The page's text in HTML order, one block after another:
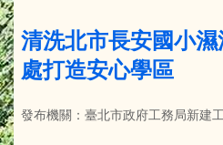
清洗北市長安國小
處打造安心學區
發布機關：臺北市政府工務局新建